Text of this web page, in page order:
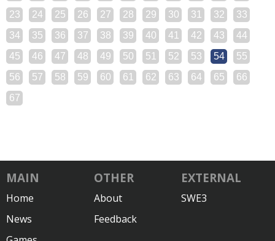
23
24 25 26 27 28 29 30 31 32
33
34
35 36 37 38 39 40 41 42 43
44
45
46 47 48 49 50 51 52 53 54
55
56
57 58 59 60 61 62 63 64 65
66
67
MAIN
Home
News
OTHER
About
Feedback
EXTERNAL
SWE3